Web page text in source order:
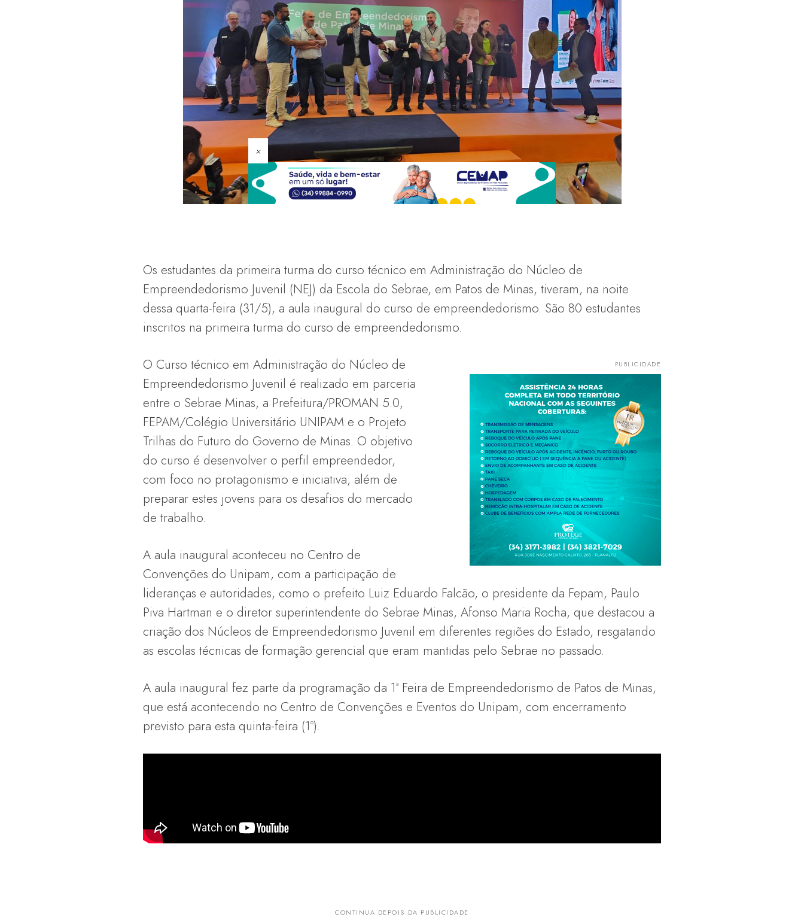
×
Os estudantes da primeira turma do curso técnico em Administração do Núcleo de
Empreendedorismo Juvenil (NEJ) da Escola do Sebrae, em Patos de Minas, tiveram, na noite
dessa quarta-feira (31/5), a aula inaugural do curso de empreendedorismo. São 80 estudantes
inscritos na primeira turma do curso de empreendedorismo.
O Curso técnico em Administração do Núcleo de
Empreendedorismo Juvenil é realizado em parceria
entre o Sebrae Minas, a Prefeitura/PROMAN 5.0,
FEPAM/Colégio Universitário UNIPAM e o Projeto
Trilhas do Futuro do Governo de Minas. O objetivo
do curso é desenvolver o perfil empreendedor,
com foco no protagonismo e iniciativa, além de
preparar estes jovens para os desafios do mercado
de trabalho.
A aula inaugural aconteceu no Centro de
Convenções do Unipam, com a participação de
lideranças e autoridades, como o prefeito Luiz Eduardo Falcão, o presidente da Fepam, Paulo
Piva Hartman e o diretor superintendente do Sebrae Minas, Afonso Maria Rocha, que destacou a
criação dos Núcleos de Empreendedorismo Juvenil em diferentes regiões do Estado, resgatando
as escolas técnicas de formação gerencial que eram mantidas pelo Sebrae no passado.
A aula inaugural fez parte da programação da 1ª Feira de Empreendedorismo de Patos de Minas,
que está acontecendo no Centro de Convenções e Eventos do Unipam, com encerramento
previsto para esta quinta-feira (1º).